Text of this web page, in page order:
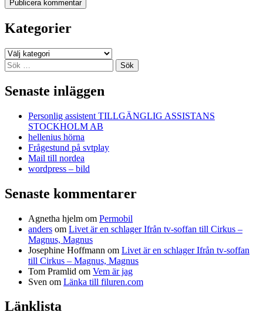
Kategorier
Kategorier
Sök
efter:
Senaste inläggen
Personlig assistent TILLGÄNGLIG ASSISTANS
STOCKHOLM AB
hellenius hörna
Frågestund på svtplay
Mail till nordea
wordpress – bild
Senaste kommentarer
Agnetha hjelm om Permobil
anders om Livet är en schlager Ifrån tv-soffan till Cirkus –
Magnus, Magnus
Josephine Hoffmann om Livet är en schlager Ifrån tv-soffan
till Cirkus – Magnus, Magnus
Tom Pramlid om Vem är jag
Sven om Länka till filuren.com
Länklista